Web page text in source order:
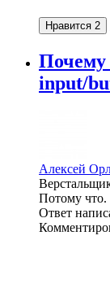
Нравится 2
Почему
input/
Алексей
Потому что.
Ответ